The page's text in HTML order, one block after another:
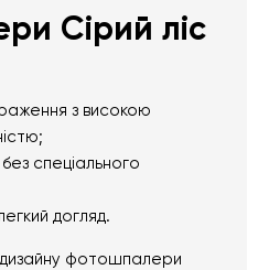
Сірий ліс
з високою
спеціального
догляд.
фотошпалери